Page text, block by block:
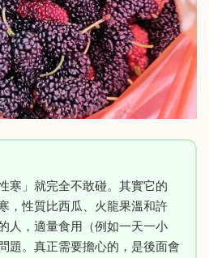
寒」就完全不敢碰。其實它的
，性質比西瓜、火龍果溫和許
人，適量食用（例如一天一小
題。真正需要擔心的，是後面會